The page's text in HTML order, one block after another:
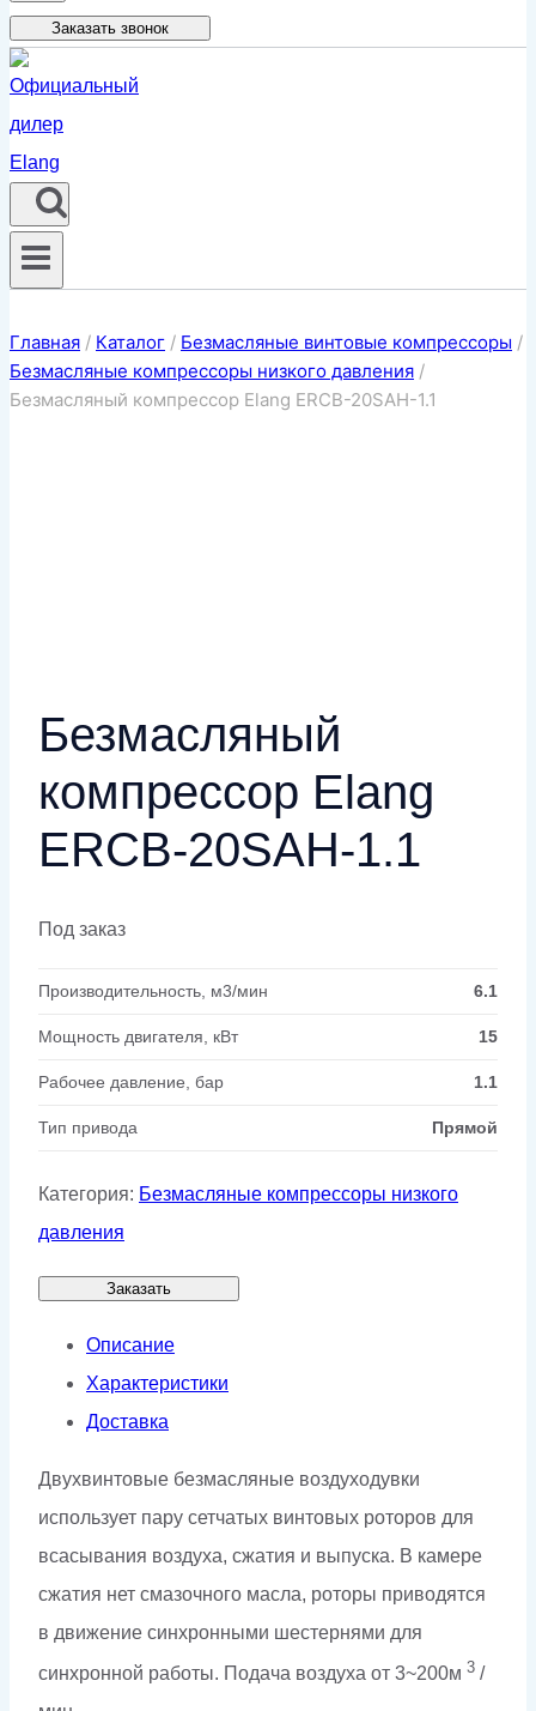
Заказать звонок
Главная / Каталог / Безмасляные винтовые компрессоры /
Безмасляные компрессоры низкого давления /
Безмасляный компрессор Elang ERCB-20SAH-1.1
Безмасляный
компрессор Elang
ERCB-20SAH-1.1
Под заказ
Производительность, м3/мин 6.1
Мощность двигателя, кВт 15
Рабочее давление, бар 1.1
Тип привода Прямой
Категория: Безмасляные компрессоры низкого
давления
Заказать
Описание
Характеристики
Доставка
Двухвинтовые безмасляные воздуходувки
использует пару сетчатых винтовых роторов для
всасывания воздуха, сжатия и выпуска. В камере
сжатия нет смазочного масла, роторы приводятся
в движение синхронными шестернями для
синхронной работы. Подача воздуха от 3~200м 3 /